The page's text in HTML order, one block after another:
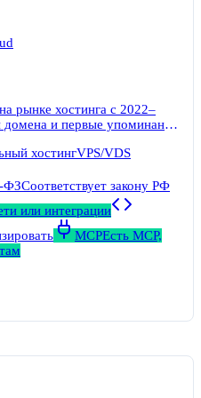
рынке хостинга с 2022–
домена и первые упоминания
Название
выбор нетипичный для
хостингVPS/VDS
ФЗСоответствует закону РФ
или интеграции
MCPЕсть MCP,